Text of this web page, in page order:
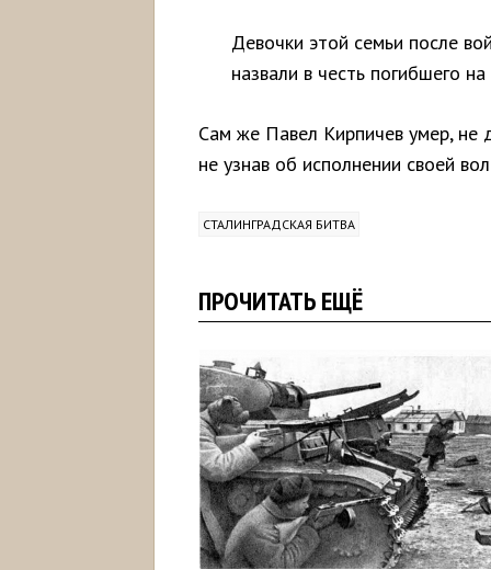
Девочки этой семьи после
назвали в честь погибшего
Сам же Павел Кирпичев умер, не
не узнав об исполнении своей
СТАЛИНГРАДСКАЯ БИТВА
ПРОЧИТАТЬ ЕЩЁ